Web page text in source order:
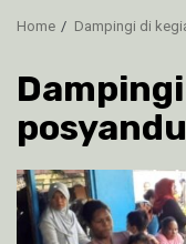
Home Dampingi di
posyandu